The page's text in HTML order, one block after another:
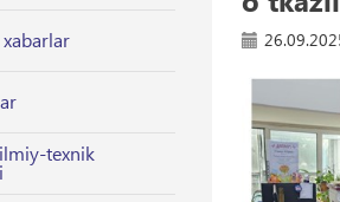
texnik